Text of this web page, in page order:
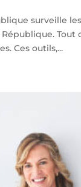
surveille
République.
Ces outils,...